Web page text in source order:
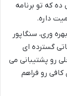
که تو برنامه
داره.
وری، سنگاپور
گسترده ای
رو پشتیبانی می
رو فراهم